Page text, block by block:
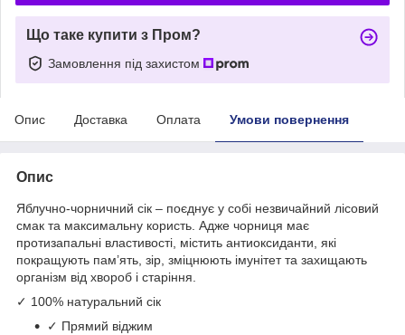
Що таке купити з Пром?
Замовлення під захистом
Опис Доставка Оплата Умови повернення
Опис
Яблучно-чорничний сік – поєднує у собі незвичайний лісовий
смак та максимальну користь. Адже чорниця має
протизапальні властивості, містить антиоксиданти, які
покращують пам’ять, зір, зміцнюють імунітет та захищають
організм від хвороб і старіння.
✓ 100% натуральний сік
✓ Прямий віджим